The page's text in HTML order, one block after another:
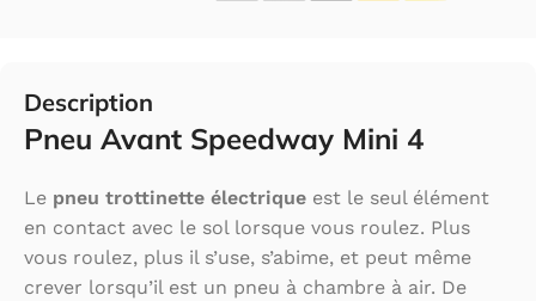
Description
Pneu Avant Speedway Mini 4
Le pneu trottinette électrique est le seul élément
en contact avec le sol lorsque vous roulez. Plus
vous roulez, plus il s’use, s’abime, et peut même
crever lorsqu’il est un pneu à chambre à air. De